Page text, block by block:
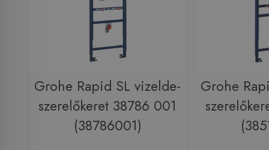
Grohe Rapid SL vizelde-
szerelőkeret 38786 001
(38786001)
Grohe